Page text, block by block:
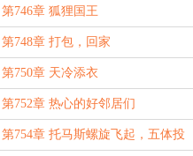
第746章 狐狸国王
第748章 打包，回家
第750章 天冷添衣
第752章 热心的好邻居们
第754章 托马斯螺旋飞起，五体投